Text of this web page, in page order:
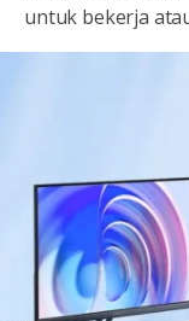
untuk bekerja